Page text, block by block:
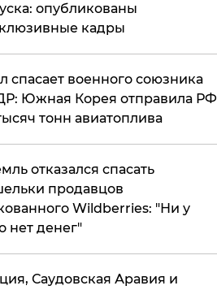
опубликованы
кадры
спасает военного союзника
Южная Корея отправила РФ
тонн авиатоплива
отказался спасать
продавцов
Wildberries: "Ни у
нет денег"
Саудовская Аравия и